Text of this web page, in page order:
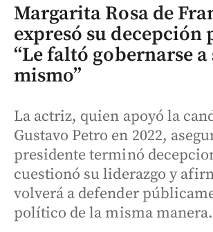
Margarita Rosa de
expresó su decepción
“Le faltó gobernarse a
mismo”
La actriz, quien apoyó la
Gustavo Petro en 2022,
presidente terminó
cuestionó su liderazgo y
volverá a defender
político de la misma manera.